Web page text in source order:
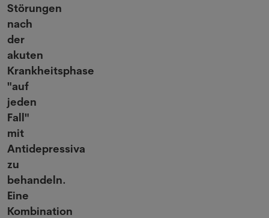
Störungen
nach
der
akuten
Krankheitsphase
"auf
jeden
Fall"
mit
Antidepressiva
zu
behandeln.
Eine
Kombination